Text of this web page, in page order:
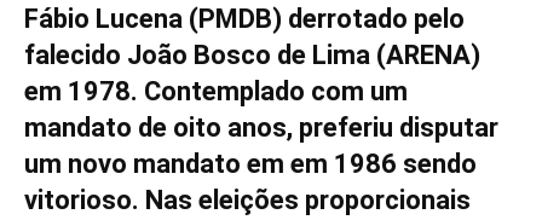
Fábio Lucena (PMDB) derrotado pelo
falecido João Bosco de Lima (ARENA)
em 1978. Contemplado com um
mandato de oito anos, preferiu disputar
um novo mandato em em 1986 sendo
vitorioso. Nas eleições proporcionais